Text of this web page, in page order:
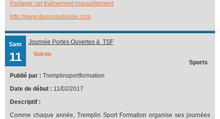
Partager cet événement manuellement
http://www.desousadanse.com
Sam
11
Journée Portes Ouvertes à TSF
Voiron
Sports
Publié par : Tremplinsportformation
Date de début : 11/02/2017
Descriptif :
Comme chaque année, Tremplin Sport Formation organise ses journées